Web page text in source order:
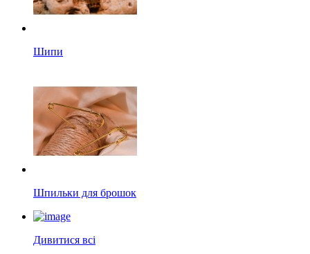
Шипи
Шпильки для брошок
Дивитися всі